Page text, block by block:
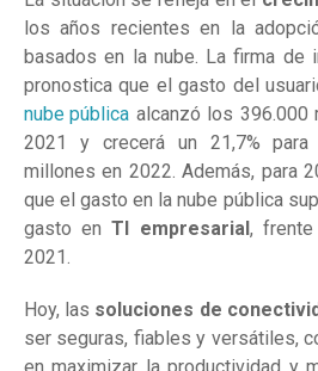
los años recientes en la
basados en la nube. La firma de
pronostica que el gasto del
nube pública alcanzó los 396.000
2021 y crecerá un 21,7% para
millones en 2022. Además, para
que el gasto en la nube pública
gasto enTI empresarial,
2021.
Hoy, las soluciones de
ser seguras, fiables y versátiles,